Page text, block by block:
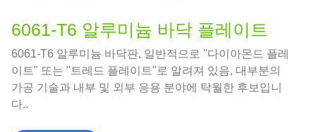
6061-T6 알루미늄 바닥 플레이트
6061-T6 알루미늄 바닥판, 일반적으로 "다이아몬드 플레
이트" 또는 "트레드 플레이트"로 알려져 있음, 대부분의
가공 기술과 내부 및 외부 응용 분야에 탁월한 후보입니
다..